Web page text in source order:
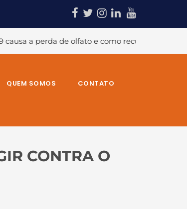
como recuperá-lo? #A temida dor no ombro e
QUEM SOMOS CONTATO
CONTRA O